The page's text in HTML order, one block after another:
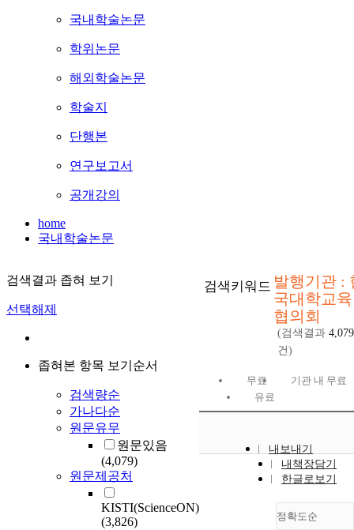
국내학술논문
학위논문
해외학술논문
학술지
단행본
연구보고서
공개강의
home
국내학술논문
검색결과 좁혀 보기
선택해제
좁혀본 항목 보기순서
검색량순
가나다순
원문유무
원문있음
(4,079)
원문제공처
KISTI(ScienceON)
(3,826)
검색키워드 발행기관 :
국대학교육
협의회
(검색결과 4,079
건)
무료
기관 내 무료
유료
내보내기
내책장담기
한글로보기
정확도순